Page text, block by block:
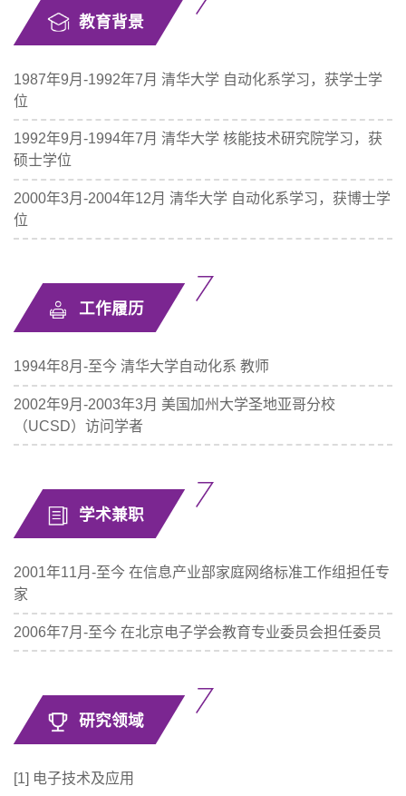
教育背景
1987年9月-1992年7月 清华大学 自动化系学习，获学士学
位
1992年9月-1994年7月 清华大学 核能技术研究院学习，获
硕士学位
2000年3月-2004年12月 清华大学 自动化系学习，获博士学
位
工作履历
1994年8月-至今 清华大学自动化系 教师
2002年9月-2003年3月 美国加州大学圣地亚哥分校
（UCSD）访问学者
学术兼职
2001年11月-至今 在信息产业部家庭网络标准工作组担任专
家
2006年7月-至今 在北京电子学会教育专业委员会担任委员
研究领域
[1] 电子技术及应用